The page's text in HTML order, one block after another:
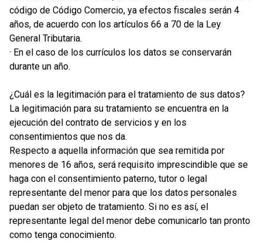
código de Código Comercio, ya efectos fiscales serán 4
años, de acuerdo con los artículos 66 a 70 de la Ley
General Tributaria.
· En el caso de los currículos los datos se conservarán
durante un año.
¿Cuál es la legitimación para el tratamiento de sus datos?
La legitimación para su tratamiento se encuentra en la
ejecución del contrato de servicios y en los
consentimientos que nos da.
Respecto a aquella información que sea remitida por
menores de 16 años, será requisito imprescindible que se
haga con el consentimiento paterno, tutor o legal
representante del menor para que los datos personales
puedan ser objeto de tratamiento. Si no es así, el
representante legal del menor debe comunicarlo tan pronto
como tenga conocimiento.